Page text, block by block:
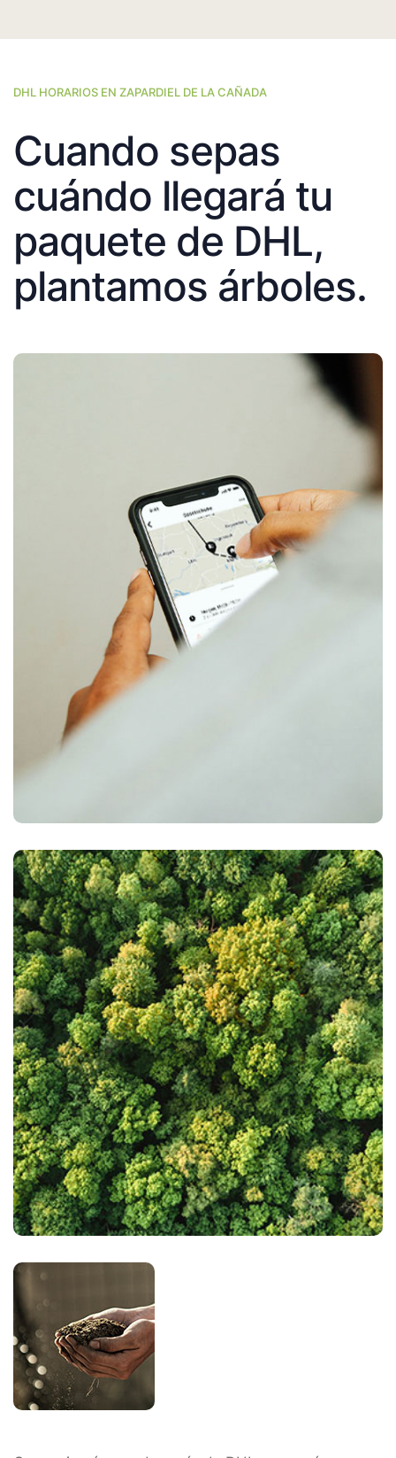
DHL HORARIOS EN ZAPARDIEL DE LA CAÑADA
Cuando sepas
cuándo llegará tu
paquete de DHL,
plantamos árboles.